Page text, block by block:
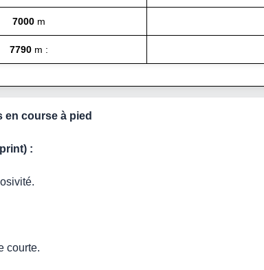
7000m
7790m :
en course à pied
:
courte.